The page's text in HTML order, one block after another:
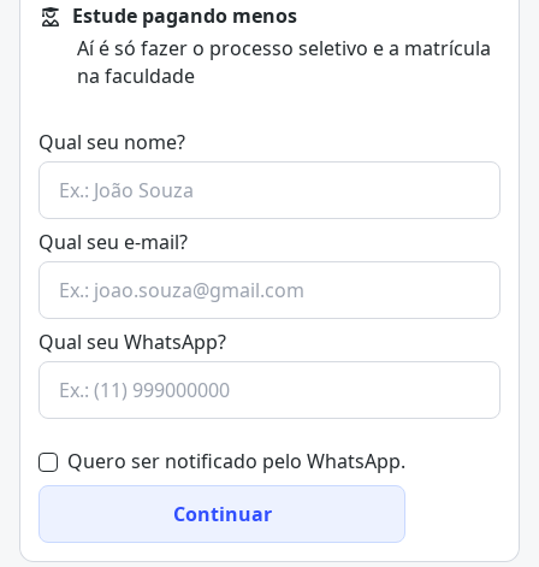
Comportamento do Consumidor
Criação Publicitária
Planejamento de Mídia
Empreendedorismo
Estágio Supervisionado em Publicidade e Propaganda
Estude pagando menos
Aí é só fazer o processo seletivo e a matrícula
na faculdade
Qual seu nome?
Qual seu e-mail?
Qual seu WhatsApp?
Quero ser notificado pelo WhatsApp.
Continuar